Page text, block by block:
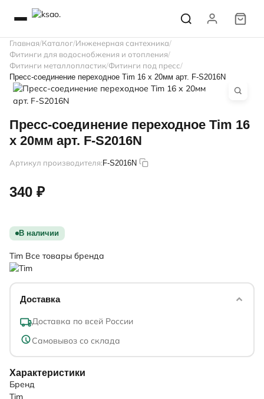
Главная Каталог Инженерная сантехника
Фитинги для водоснобжения и отопления
Фитинги металлопластик Фитинги под пресс
Пресс-соединение переходное Tim 16 х 20мм арт. F-S2016N
Пресс-соединение переходное Tim 16
х 20мм арт. F-S2016N
Артикул производителя:F-S2016N
340 ₽
В наличии
Tim Все товары бренда
Доставка
Доставка по всей России
Самовывоз со склада
Характеристики
Бренд
Tim